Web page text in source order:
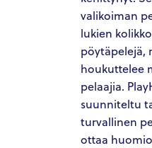
valikoiman
lukien
pöytäpelejä,
houkuttelee
pelaajia.
suunniteltu
turvallinen
ottaa